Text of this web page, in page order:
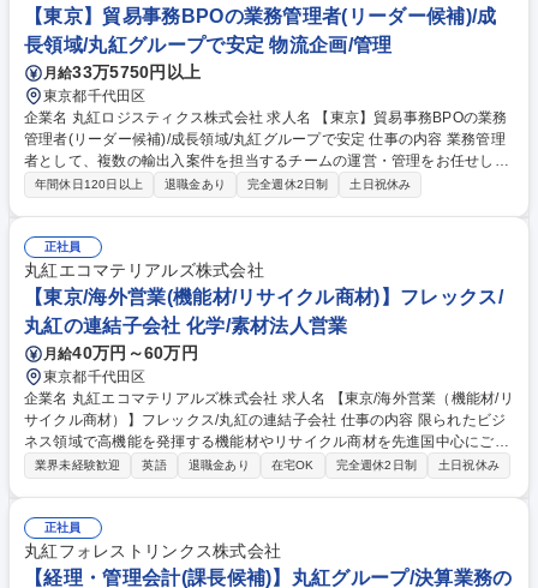
【東京】貿易事務BPOの業務管理者(リーダー候補)/成
長領域/丸紅グループで安定 物流企画/管理
月給33万5750円以上
東京都千代田区
企業名 丸紅ロジスティクス株式会社 求人名 【東京】貿易事務BPOの業務
管理者(リーダー候補)/成長領域/丸紅グループで安定 仕事の内容 業務管理
者として、複数の輸出入案件を担当するチームの運営・管理をお任せしま
す。 ■複数の請負案件（輸出入業務）の進捗・品質・工数管理■実務担当
作業手順書・マニュアルの整備・更新、業務標準化の推進■業務プロセス
の見直し・改善（業務フローの改善、効率化・自動化施策の企画・推進な
ど）■システム開発・運用部門との連携による業務改善の推進■問題発生時
の原因分析および再発防止策の立案・実行■売上・コスト・工数等の数値
管理、各種レポート作成 募集職種 【東京】貿易事務BPOの業務管理者(リ
ーダー候補)/成長領域/丸紅グループで安定
年間休日120日以上 退職金あり 完全週休2日制 土日祝休み
正社員
丸紅エコマテリアルズ株式会社
【東京/海外営業(機能材/リサイクル商材)】フレックス/
丸紅の連結子会社 化学/素材法人営業
月給40万円～60万円
東京都千代田区
企業名 丸紅エコマテリアルズ株式会社 求人名 【東京/海外営業（機能材/リ
サイクル商材）】フレックス/丸紅の連結子会社 仕事の内容 限られたビジ
ネス領域で高機能を発揮する機能材やリサイクル商材を先進国中心にご担
当頂き、輸出入に限らず、外国間貿易も含めその商材が必要とされる国、
択します。 【キャリアパス】先ずは、当部の扱う全ての商材の業務内容を
理解いただきます。その上で、課長職として自身の担当商材と共に、管下
員の業務マネージ・育成等も担って頂きます。少数精鋭の部ゆえ、幅広い
業界未経験歓迎 英語 退職金あり 在宅OK 完全週休2日制 土日祝休み
正社員
丸紅フォレストリンクス株式会社
【経理・管理会計(課長候補)】丸紅グループ/決算業務の